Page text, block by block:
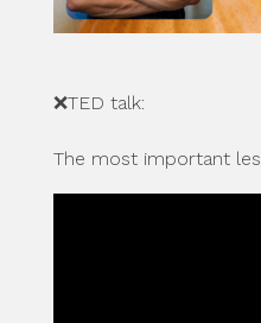
❌TED talk:
The most important